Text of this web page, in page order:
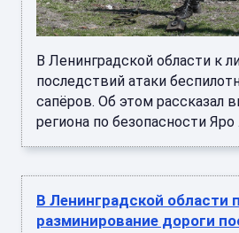
В Ленинградской области к
последствий атаки
сапёров. Об этом рассказал
региона по безопасности Яро
В Ленинградской области
разминирование дороги